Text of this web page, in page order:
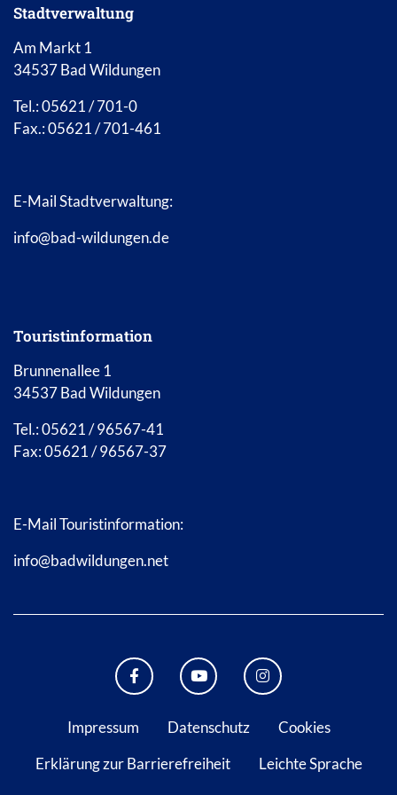
Stadtverwaltung
Am Markt 1
34537 Bad Wildungen
Tel.: 05621 / 701-0
Fax.: 05621 / 701-461
E-Mail Stadtverwaltung:
info@bad-wildungen.de
Touristinformation
Brunnenallee 1
34537 Bad Wildungen
Tel.: 05621 / 96567-41
Fax: 05621 / 96567-37
E-Mail Touristinformation:
info@badwildungen.net
FACEBOOK BAD WILDUNGEN
YOUTUBE KANAL STADT
INSTAGRAM
Impressum Datenschutz
Cookies
Erklärung zur Barrierefreiheit
Leichte Sprache